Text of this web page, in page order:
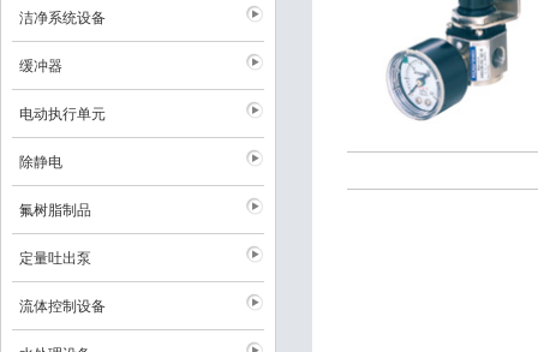
洁净系统设备
缓冲器
电动执行单元
除静电
氟树脂制品
定量吐出泵
流体控制设备